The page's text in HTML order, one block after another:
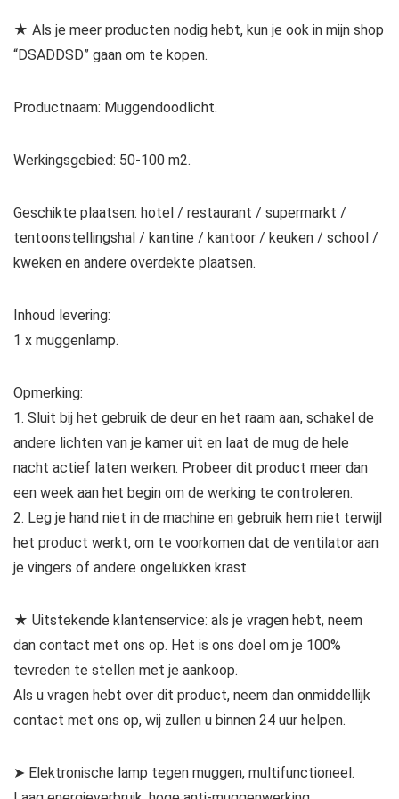
★ Als je meer producten nodig hebt, kun je ook in mijn shop
“DSADDSD” gaan om te kopen.
Productnaam: Muggendoodlicht.
Werkingsgebied: 50-100 m2.
Geschikte plaatsen: hotel / restaurant / supermarkt /
tentoonstellingshal / kantine / kantoor / keuken / school /
kweken en andere overdekte plaatsen.
Inhoud levering:
1 x muggenlamp.
Opmerking:
1. Sluit bij het gebruik de deur en het raam aan, schakel de
andere lichten van je kamer uit en laat de mug de hele
nacht actief laten werken. Probeer dit product meer dan
een week aan het begin om de werking te controleren.
2. Leg je hand niet in de machine en gebruik hem niet terwijl
het product werkt, om te voorkomen dat de ventilator aan
je vingers of andere ongelukken krast.
★ Uitstekende klantenservice: als je vragen hebt, neem
dan contact met ons op. Het is ons doel om je 100%
tevreden te stellen met je aankoop.
Als u vragen hebt over dit product, neem dan onmiddellijk
contact met ons op, wij zullen u binnen 24 uur helpen.
➤ Elektronische lamp tegen muggen, multifunctioneel.